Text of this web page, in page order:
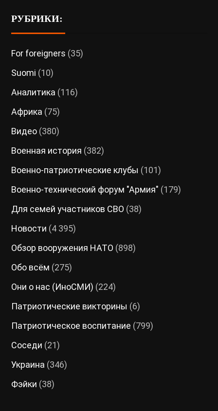
РУБРИКИ:
For foreigners (35)
Suomi (10)
Аналитика (116)
Африка (75)
Видео(380)
Военная история (382)
Военно-патриотические клубы (101)
Военно-технический форум "Армия" (179)
Для семей участников СВО (38)
Новости (4 395)
Обзор вооружения НАТО (898)
Обо всём (275)
Они о нас (ИноСМИ) (224)
Патриотические викторины (6)
Патриотическое воспитание (799)
Соседи (21)
Украина (346)
Фэйки (38)